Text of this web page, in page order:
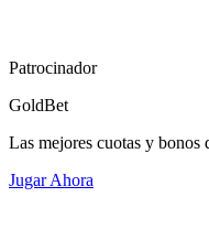
Patrocinador
GoldBet
Las mejores cuotas y bonos
Jugar Ahora